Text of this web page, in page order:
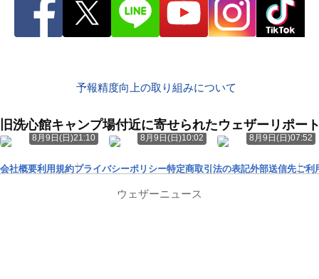
予報精度向上の取り組みについて
旧洗心館キャンプ場付近に寄せられたウェザーリポー
8月9日(日)21:10 8月9日(日)10:02 8月9日(日)07:52
会社概要利用規約プライバシーポリシー特定商取引法の表記外部送信先ご利
ウェザーニュース